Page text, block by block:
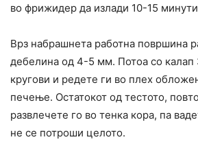
во фрижидер да излади 10-15
Врз набрашнета работна површина
дебелина од 4-5 мм. Потоа со калап
кругови и редете ги во плех
печење. Остатокот од тестото,
развлечете го во тенка кора, па
не се потроши целото.